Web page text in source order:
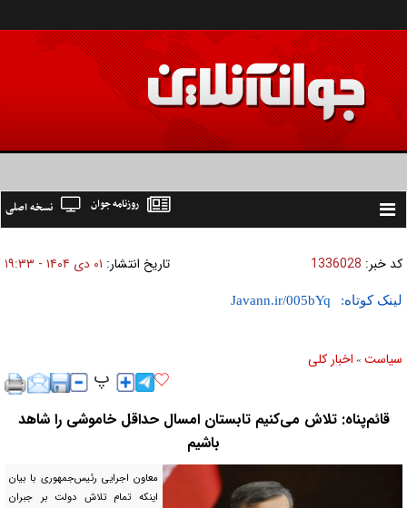
Toggle
نسخه اصلی روزنامه جوان
کد خبر: 1336028 تاریخ انتشار: ۰۱ دی ۱۴۰۴ - ۱۹:۳۳
لینک کوتاه:
سیاست » اخبار کلی
قائم‌پناه: تلاش می‌کنیم تابستان امسال حداقل خاموشی را شاهد
باشیم
معاون اجرایی رئیس‌جمهوری با بیان
اینکه تمام تلاش دولت بر جبران